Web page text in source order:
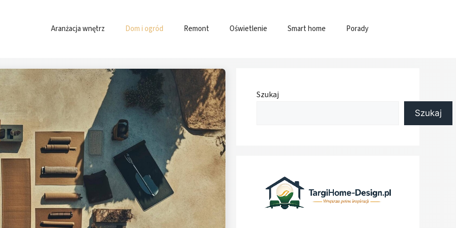
Aranżacja wnętrz Dom i ogród Remont Oświetlenie Smart home Porady
Szukaj
Szukaj